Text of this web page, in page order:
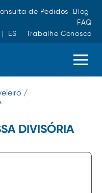
de Pedidos
Blog
FAQ
| ES Trabalhe Conosco
/
DIVISÓRIA